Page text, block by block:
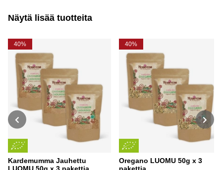
Näytä lisää tuotteita
40%
Kardemumma Jauhettu
LUOMU 50g x 3 pakettia
40%
Oregano LUOMU 50g x 3
pakettia